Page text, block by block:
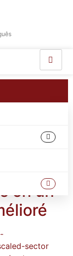
en un